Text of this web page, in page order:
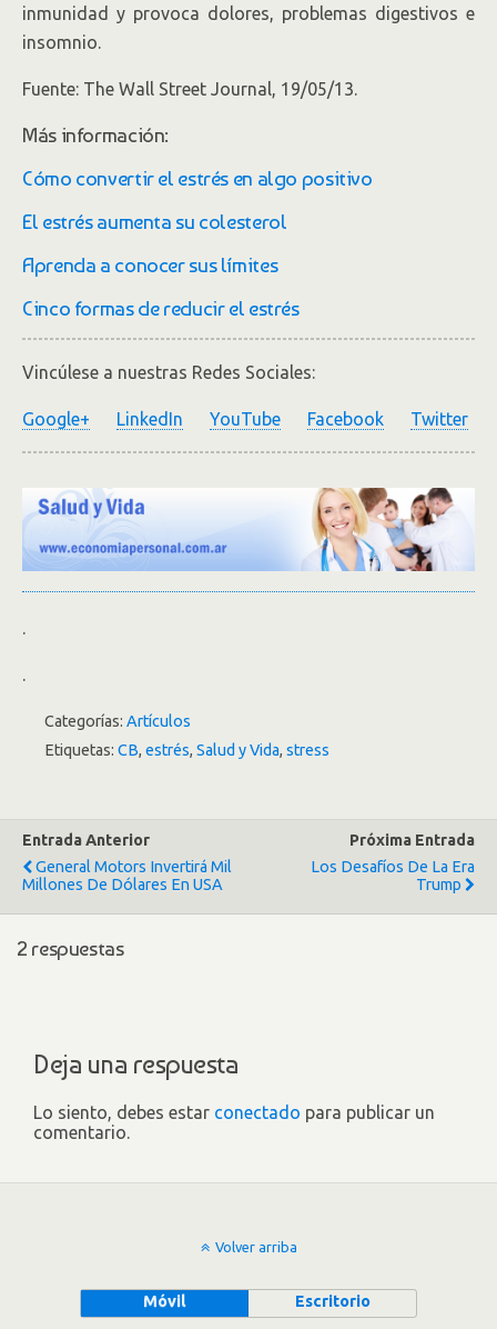
inmunidad y provoca dolores, problemas digestivos e
insomnio.
Fuente: The Wall Street Journal, 19/05/13.
Más información:
Cómo convertir el estrés en algo positivo
El estrés aumenta su colesterol
Aprenda a conocer sus límites
Cinco formas de reducir el estrés
Vincúlese a nuestras Redes Sociales:
Google+ LinkedIn YouTube Facebook Twitter
.
.
Categorías: Artículos
Etiquetas: CB, estrés, Salud y Vida, stress
Entrada Anterior
General Motors Invertirá Mil
Millones De Dólares En USA
Próxima Entrada
Los Desafíos De La Era
Trump
2 respuestas
Deja una respuesta
Lo siento, debes estar conectado para publicar un
comentario.
Volver arriba
Móvil Escritorio